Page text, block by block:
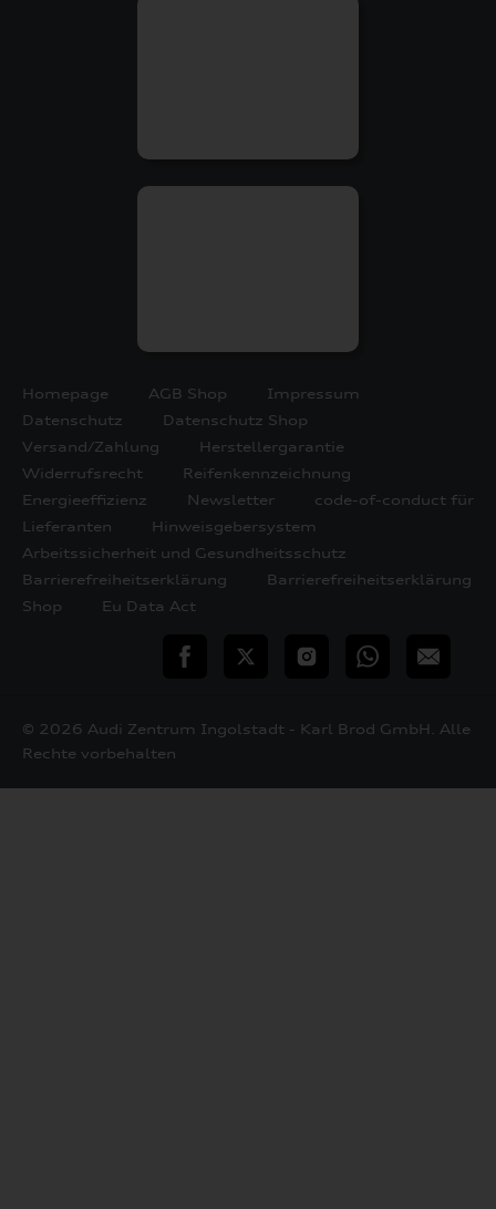
Homepage AGB Shop
Impressum
Datenschutz
Datenschutz Shop
Versand/Zahlung
Herstellergarantie
Widerrufsrecht
Reifenkennzeichnung
Energieeffizienz
Newsletter
code-of-conduct für
Lieferanten
Hinweisgebersystem
Arbeitssicherheit und Gesundheitsschutz
Barrierefreiheitserklärung
Barrierefreiheitserklärung
Shop
Eu Data Act
teilen Twitter InstagramWhatsApp
E-
© 2026 Audi Zentrum Ingolstadt - Karl Brod GmbH. Alle
Rechte vorbehalten